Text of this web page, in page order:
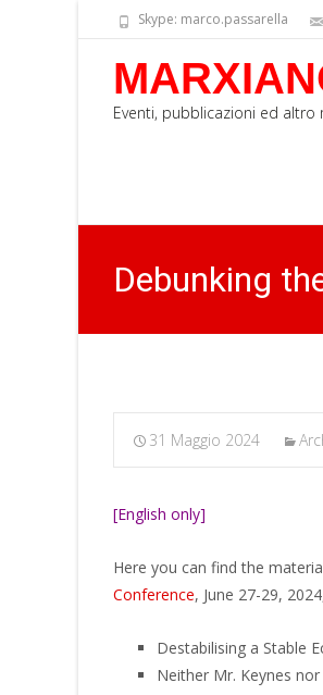
Skype: marco.passarella
Eventi, pubblicazioni ed altro
Debunking
31 Maggio 2024
[English only]
Here you can find the
Conference, June 27-29,
Destabilising a Stable
Neither Mr. Keynes